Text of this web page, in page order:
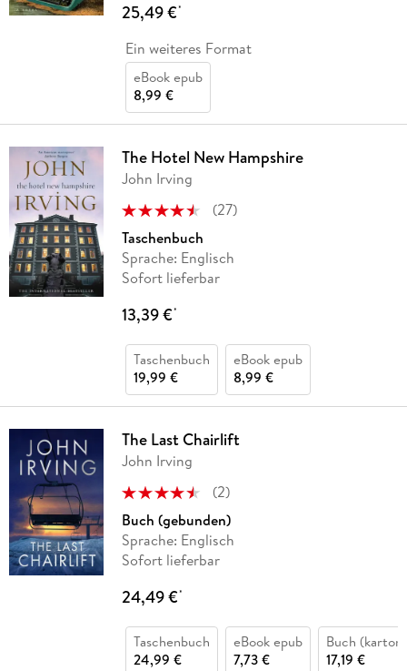
25,49 €*
Ein weiteres Format
eBook epub
8,99 €
The Hotel New Hampshire
John Irving
(27)
Taschenbuch
Sprache: Englisch
Sofort lieferbar
13,39 €*
Taschenbuch
19,99 €
eBook epub
8,99 €
The Last Chairlift
John Irving
(2)
Buch (gebunden)
Sprache: Englisch
Sofort lieferbar
24,49 €*
Taschenbuch
24,99 €
eBook epub
7,73 €
Buch
17,19 €